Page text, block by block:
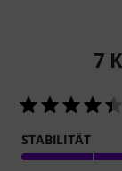
7
STABILITÄT